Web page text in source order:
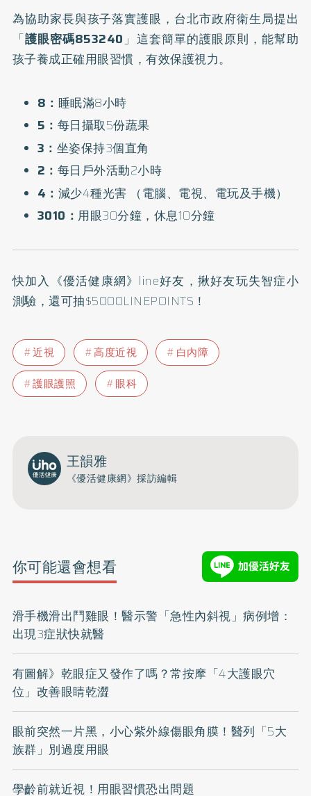
為協助家長與孩子落實護眼，台北市政府衛生局提出
「護眼密碼853240 」這套簡單的護眼原則，能幫助
孩子養成正確用眼習慣，有效保護視力。
8： 睡眠滿8小時
5： 每日攝取5份蔬果
3： 坐姿保持3個直角
2： 每日戶外活動2小時
4： 減少4種光害 （電腦、電視、電玩及手機）
3010：用眼30分鐘，休息10分鐘
快加入 《優活健康網》line好友 ，揪好友玩失智症小
測驗，還可抽$5000LINEPOINTS！
近視 高度近視
白內障
護眼護照
眼科
王韻雅
《優活健康網》採訪編輯
你可能還會想看
滑手機滑出鬥雞眼！醫示警「急性內斜視」病例增：
出現3症狀快就醫
有圖解》乾眼症又發作了嗎？常按摩「4大護眼穴
位」改善眼睛乾澀
眼前突然一片黑，小心紫外線傷眼角膜！醫列「5大
族群」別過度用眼
學齡前就近視！用眼習慣恐出問題